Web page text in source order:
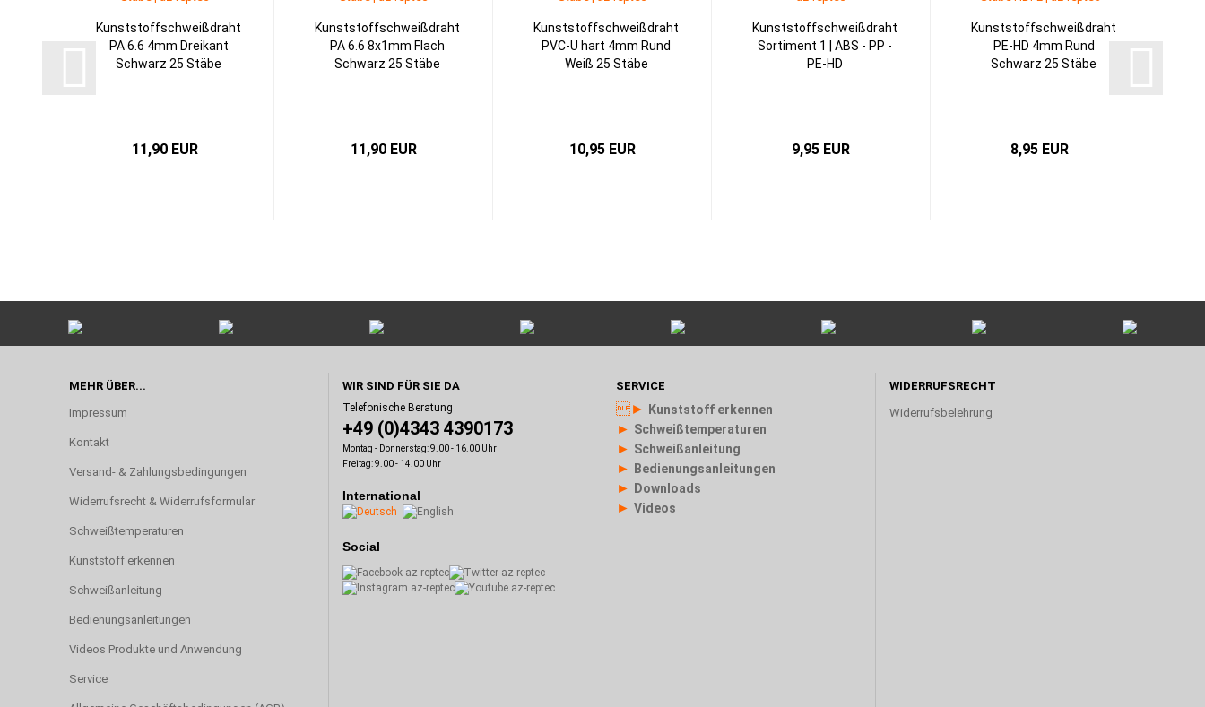
Kunststoffschweißdraht
PA 6.6 4mm Dreikant
Schwarz 25 Stäbe
11,90 EUR
Kunststoffschweißdraht
PA 6.6 8x1mm Flach
Schwarz 25 Stäbe
11,90 EUR
Kunststoffschweißdraht
PVC-U hart 4mm Rund
Weiß 25 Stäbe
10,95 EUR
Kunststoffschweißdraht
Sortiment 1 | ABS - PP -
PE-HD
9,95 EUR
Kunststoffschweißdraht
PE-HD 4mm Rund
Schwarz 25 Stäbe
8,95 EUR
MEHR ÜBER...
Impressum
Kontakt
Versand- & Zahlungsbedingungen
Widerrufsrecht & Widerrufsformular
Schweißtemperaturen
Kunststoff erkennen
Schweißanleitung
Bedienungsanleitungen
Videos Produkte und Anwendung
Service
WIR SIND FÜR SIE DA
Telefonische Beratung
+49 (0)4343 4390173
Montag - Donnerstag: 9.00 - 16.00 Uhr
Freitag: 9.00 - 14.00 Uhr
International
Social
SERVICE
► Kunststoff erkennen
► Schweißtemperaturen
► Schweißanleitung
► Bedienungsanleitungen
► Downloads
► Videos
WIDERRUFSRECHT
Widerrufsbelehrung